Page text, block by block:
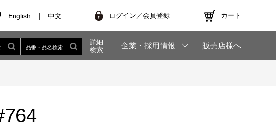
English 中文 ログイン／会員登録 カート
品番・品名検索
詳細
検索
企業・採用情報 販売店様へ